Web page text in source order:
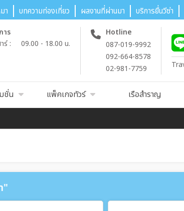
า บทความท่องเที่ยว ผลงานที่ผ่านมา บริการยื่นวีซ่า
าร
ร์ :
09.00 - 18.00 น.
Hotline
087-019-9992
092-664-8578
02-981-7759
ชั่น แพ็คเกจทัวร์ เรือสำราญ
"